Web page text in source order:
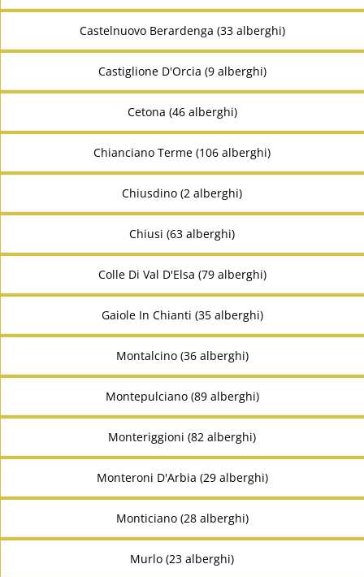
Castelnuovo Berardenga (33 alberghi)
Castiglione D'Orcia (9 alberghi)
Cetona (46 alberghi)
Chianciano Terme (106 alberghi)
Chiusdino (2 alberghi)
Chiusi (63 alberghi)
Colle Di Val D'Elsa (79 alberghi)
Gaiole In Chianti (35 alberghi)
Montalcino (36 alberghi)
Montepulciano (89 alberghi)
Monteriggioni (82 alberghi)
Monteroni D'Arbia (29 alberghi)
Monticiano (28 alberghi)
Murlo (23 alberghi)